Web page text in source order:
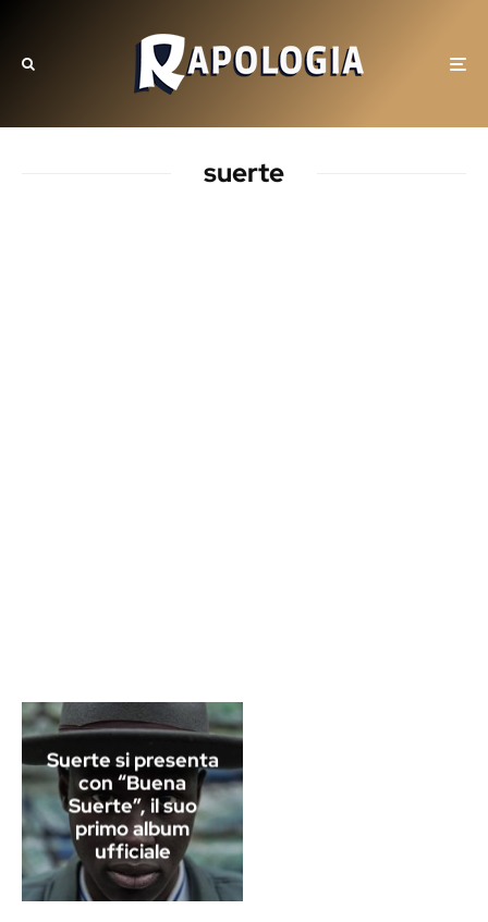
suerte
Suerte si presenta
con “Buena
Suerte”, il suo
primo album
ufficiale